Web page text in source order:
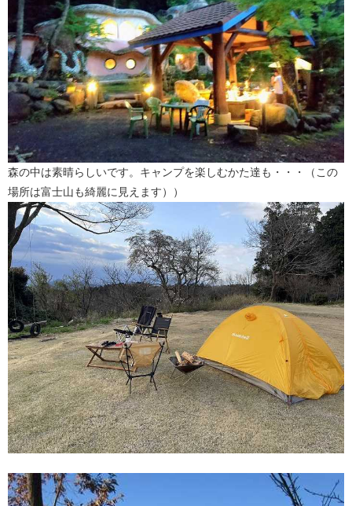
森の中は素晴らしいです。キャンプを楽しむかた達も・・・（この
場所は富士山も綺麗に見えます））